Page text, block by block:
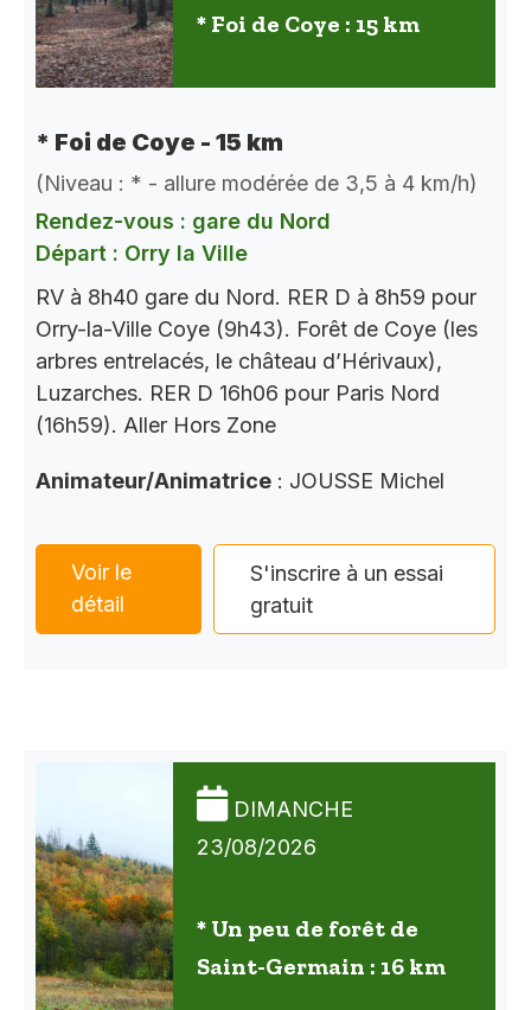
* Foi de Coye : 15 km
* Foi de Coye - 15 km
(Niveau : * - allure modérée de 3,5 à 4 km/h)
Rendez-vous : gare du Nord
Départ : Orry la Ville
RV à 8h40 gare du Nord. RER D à 8h59 pour
Orry-la-Ville Coye (9h43). Forêt de Coye (les
arbres entrelacés, le château d’Hérivaux),
Luzarches. RER D 16h06 pour Paris Nord
(16h59). Aller Hors Zone
Animateur/Animatrice : JOUSSE Michel
Voir le
détail
S'inscrire à un essai
gratuit
DIMANCHE
23/08/2026
* Un peu de forêt de
Saint-Germain : 16 km